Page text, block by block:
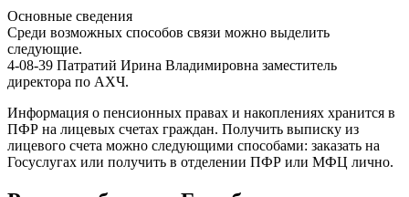
Основные сведения
Среди возможных способов связи можно выделить
следующие.
4-08-39 Патратий Ирина Владимировна заместитель
директора по АХЧ.
Информация о пенсионных правах и накоплениях хранится в
ПФР на лицевых счетах граждан. Получить выписку из
лицевого счета можно следующими способами: заказать на
Госуслугах или получить в отделении ПФР или МФЦ лично.